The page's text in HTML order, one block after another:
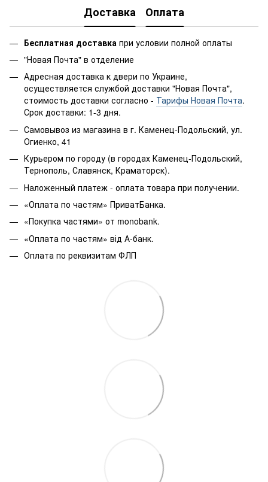
Доставка Оплата
Бесплатная доставка при условии полной оплаты
"Новая Почта" в отделение
Адресная доставка к двери по Украине,
осуществляется службой доставки "Новая Почта",
стоимость доставки согласно - Тарифы Новая Почта.
Срок доставки: 1-3 дня.
Самовывоз из магазина в г. Каменец-Подольский, ул.
Огиенко, 41
Курьером по городу (в городах Каменец-Подольский,
Тернополь, Славянск, Краматорск).
Наложенный платеж - оплата товара при получении.
«Оплата по частям» ПриватБанка.
«Покупка частями» от monobank.
«Оплата по частям» від А-банк.
Оплата по реквизитам ФЛП